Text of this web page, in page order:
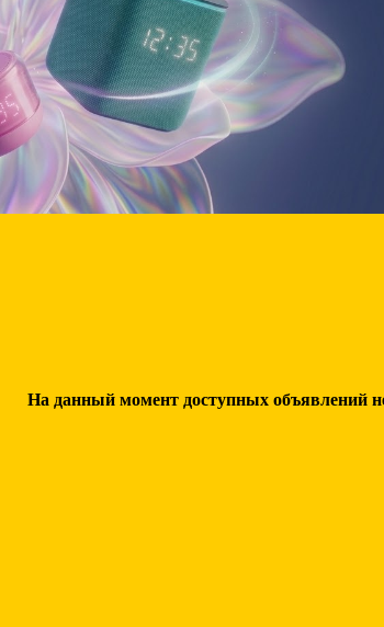
На данный момент доступных объявлений